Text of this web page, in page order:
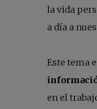
la vida
a día a
Este tema
en el